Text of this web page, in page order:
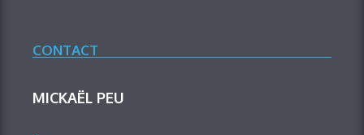
CONTACT
MICKAËL PEU